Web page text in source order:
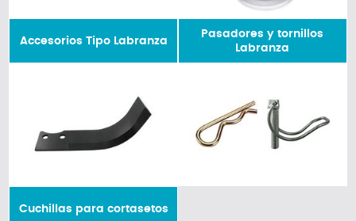
Accesorios Tipo Labranza
Pasadores y tornillos
Labranza
Cuchillas para cortasetos